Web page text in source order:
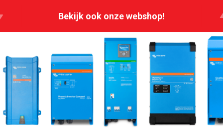
Bekijk ook onze webshop!